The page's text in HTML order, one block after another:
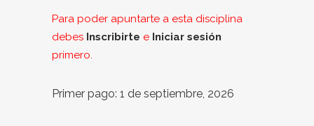
Para poder apuntarte a esta disciplina
debes Inscribirte e Iniciar sesión
primero.
Primer pago: 1 de septiembre, 2026